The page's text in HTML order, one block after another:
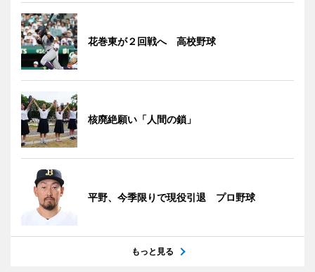
花巻東が２回戦へ 高校野球
核廃絶願い「人間の鎖」
平野、今季限りで現役引退 プロ野球
もっと見る